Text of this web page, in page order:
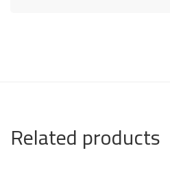
Related products